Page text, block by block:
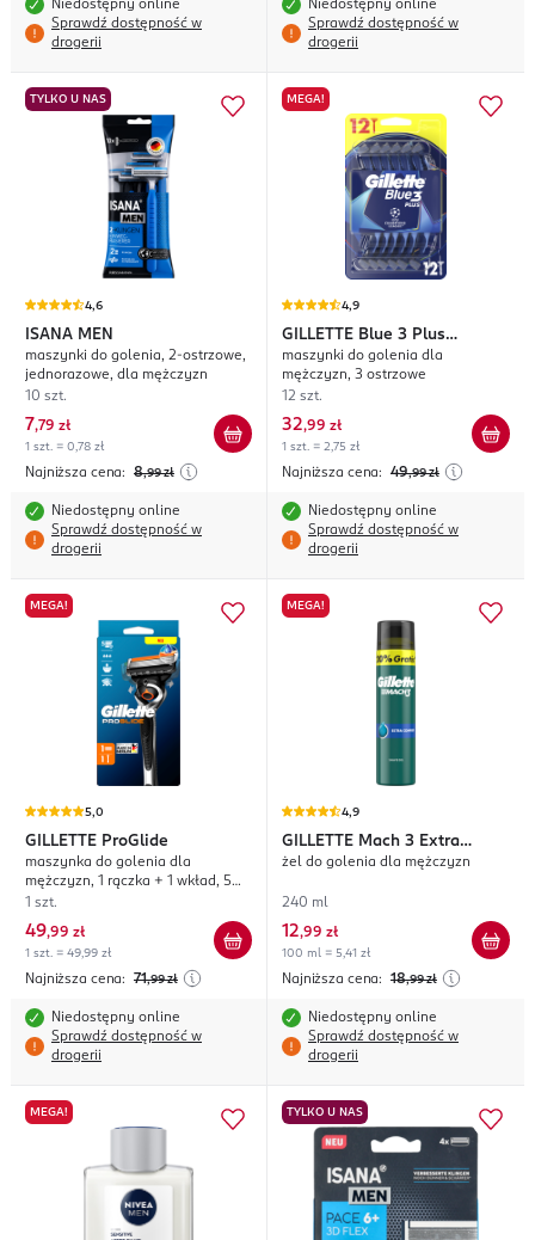
Niedostępny online
Sprawdź dostępność w
drogerii
Niedostępny online
Sprawdź dostępność w
drogerii
TYLKO U NAS
4,6
ISANA MEN
maszynki do golenia, 2-ostrzowe,
jednorazowe, dla mężczyzn
10 szt.
7,79 zł
1 szt. = 0,78 zł
Najniższa cena: 8,99 zł
Niedostępny online
Sprawdź dostępność w
drogerii
MEGA!
4,9
GILLETTE Blue 3 Plus
Champions League
maszynki do golenia dla
mężczyzn, 3 ostrzowe
12 szt.
32,99 zł
1 szt. = 2,75 zł
Najniższa cena: 49,99 zł
Niedostępny online
Sprawdź dostępność w
drogerii
MEGA!
5,0
GILLETTE ProGlide
maszynka do golenia dla
mężczyzn, 1 rączka + 1 wkład, 5
ostrzowa
1 szt.
49,99 zł
1 szt. = 49,99 zł
Najniższa cena: 71,99 zł
Niedostępny online
Sprawdź dostępność w
drogerii
MEGA!
4,9
GILLETTE Mach 3 Extra
Comfort
żel do golenia dla mężczyzn
240 ml
12,99 zł
100 ml = 5,41 zł
Najniższa cena: 18,99 zł
Niedostępny online
Sprawdź dostępność w
drogerii
MEGA! TYLKO U NAS